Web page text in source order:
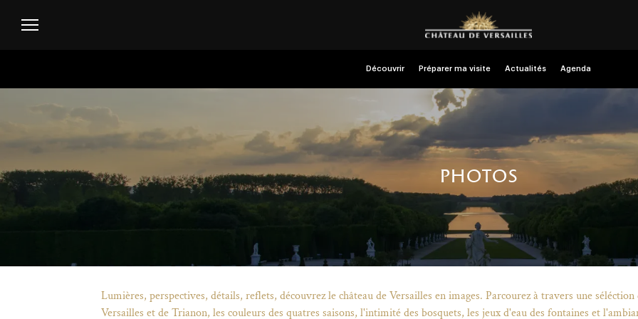
Découvrir Préparer ma visite Actualités Agenda
photos
Lumières, perspectives, détails, reflets, découvrez le château de Versailles en images. Parcourez à travers une
Versailles et de Trianon, les couleurs des quatres saisons, l'intimité des bosquets, les jeux d'eau des fontaines et